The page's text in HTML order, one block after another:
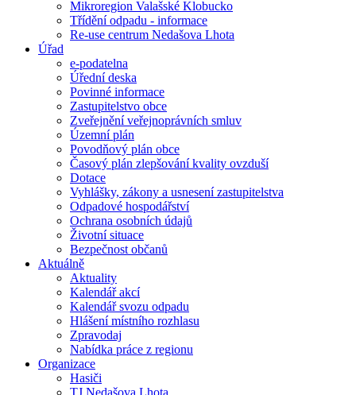
Mikroregion Valašské Klobucko
Třídění odpadu - informace
Re-use centrum Nedašova Lhota
Úřad
e-podatelna
Úřední deska
Povinné informace
Zastupitelstvo obce
Zveřejnění veřejnoprávních smluv
Územní plán
Povodňový plán obce
Časový plán zlepšování kvality ovzduší
Dotace
Vyhlášky, zákony a usnesení zastupitelstva
Odpadové hospodářství
Ochrana osobních údajů
Životní situace
Bezpečnost občanů
Aktuálně
Aktuality
Kalendář akcí
Kalendář svozu odpadu
Hlášení místního rozhlasu
Zpravodaj
Nabídka práce z regionu
Organizace
Hasiči
TJ Nedašova Lhota